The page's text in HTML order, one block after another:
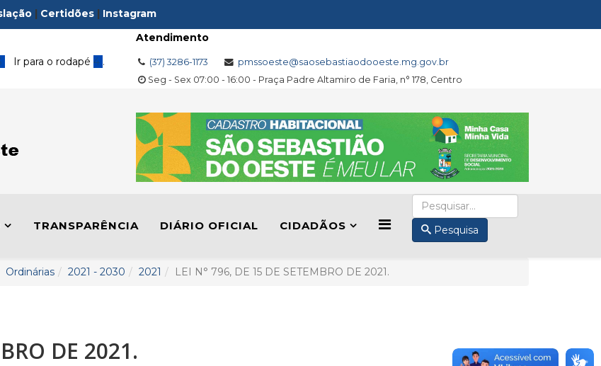
| Certidões | Instagram
Ir para o rodapé 4 .
Atendimento
(37) 3286-1173
pmssoeste@saosebastiaodooeste.mg.gov.br
Seg - Sex 07:00 - 16:00 - Praça Padre Altamiro de Faria, n° 178, Centro
TRANSPARÊNCIA DIÁRIO OFICIAL CIDADÃOS Pesquisa
Ordinárias 2021 - 2030 2021 LEI N° 796, DE 15 DE SETEMBRO DE 2021.
DE 2021.